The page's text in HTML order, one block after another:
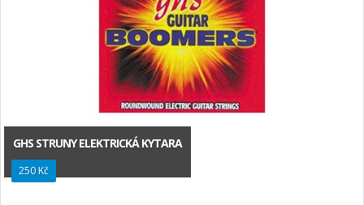
GHS STRUNY ELEKTRICKÁ KYTARA
250 Kč